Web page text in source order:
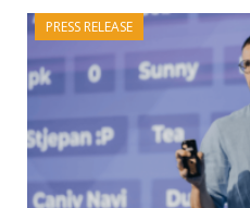
PRESS RELEASE